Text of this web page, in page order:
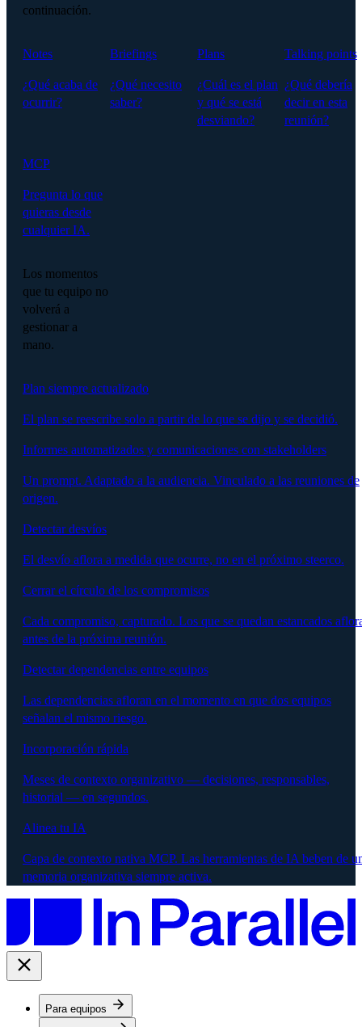
continuación.
Notes
¿Qué acaba de
ocurrir?
Briefings
¿Qué necesito
saber?
Plans
¿Cuál es el plan
y qué se está
desviando?
Talking points
¿Qué debería
decir en esta
reunión?
MCP
Pregunta lo que
quieras desde
cualquier IA.
Los momentos
que tu equipo no
volverá a
gestionar a
mano.
Plan siempre actualizado
El plan se reescribe solo a partir de lo que se dijo y se decidió.
Informes automatizados y comunicaciones con stakeholders
Un prompt. Adaptado a la audiencia. Vinculado a las reuniones de
origen.
Detectar desvíos
El desvío aflora a medida que ocurre, no en el próximo steerco.
Cerrar el círculo de los compromisos
Cada compromiso, capturado. Los que se quedan estancados
antes de la próxima reunión.
Detectar dependencias entre equipos
Las dependencias afloran en el momento en que dos equipos
señalan el mismo riesgo.
Incorporación rápida
Meses de contexto organizativo — decisiones, responsables,
historial — en segundos.
Alinea tu IA
Capa de contexto nativa MCP. Las herramientas de IA beben de
memoria organizativa siempre activa.
Para equipos